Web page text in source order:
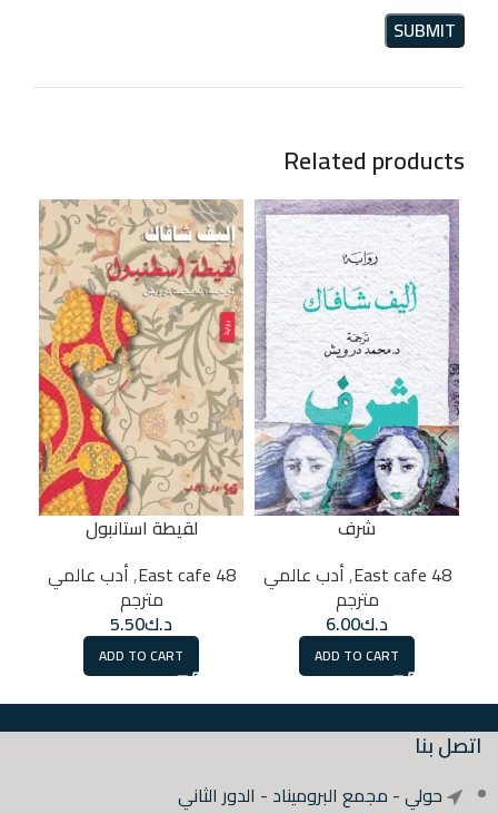
Related products
شرف
48 East cafe
,أدب عالمي
مترجم
د.ك6.00
ADD TO CART
لقيطة استانبول
48 East cafe
,أدب عالمي
مترجم
د.ك5.50
ADD TO CART
اتصل بنا
حولي - مجمع البروميناد - الدور الثاني